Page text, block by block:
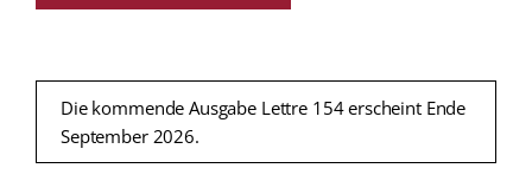
Die kommende Ausgabe Lettre 154 erscheint Ende
September 2026.